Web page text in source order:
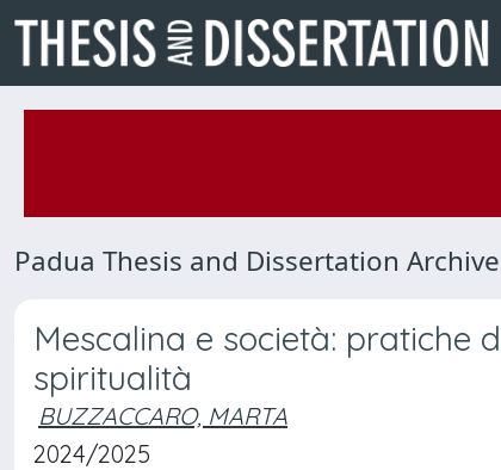
Padua Thesis and Dissertation Archive
Mescalina e società: pratiche
spiritualità
BUZZACCARO, MARTA
2024/2025